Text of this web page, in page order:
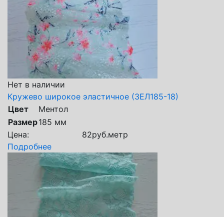
Нет в наличии
Кружево широкое эластичное (ЗЕЛ185-18)
Цвет
Ментол
Размер185 мм
Цена:
82руб.метр
Подробнее